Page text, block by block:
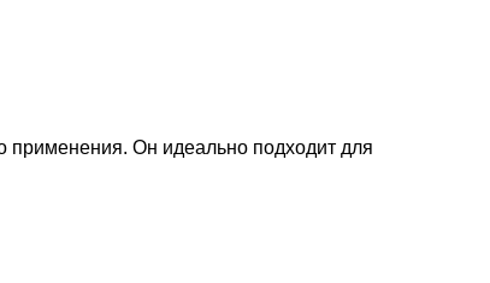
применения. Он идеально подходит для